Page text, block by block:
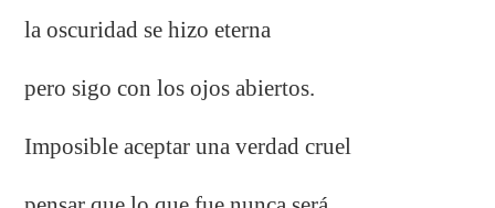
la oscuridad se hizo eterna
pero sigo con los ojos abiertos.
Imposible aceptar una verdad cruel